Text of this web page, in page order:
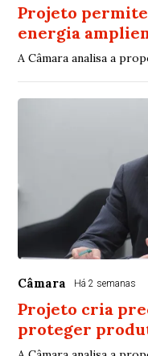
Projeto
energia
A Câmara analisa a
Câmara Há 2 semanas
Projeto cria
proteger